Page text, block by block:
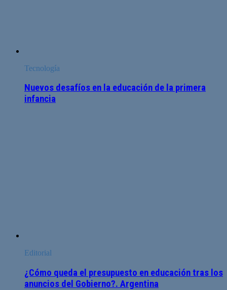
Tecnología
Nuevos desafíos en la educación de la primera
infancia
Editorial
¿Cómo queda el presupuesto en educación tras los
anuncios del Gobierno?. Argentina